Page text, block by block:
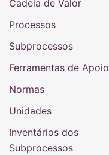
Cadeia de Valor
Processos
Subprocessos
Ferramentas de Apoio
Normas
Unidades
Inventários dos
Subprocessos